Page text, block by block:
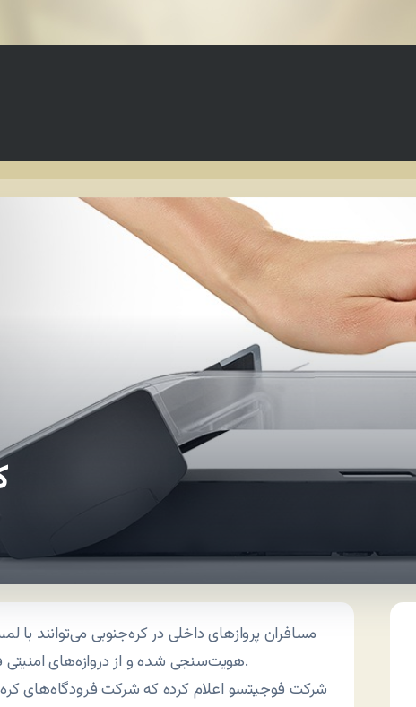
مسافران پروازهای داخلی در کره‌جنوبی می‌توانند
هویت‌سنجی شده و از دروازه‌های امنیتی فرودگاه عبور کنند.
شرکت فوجیتسو اعلام کرده که شرکت فرودگاه‌های